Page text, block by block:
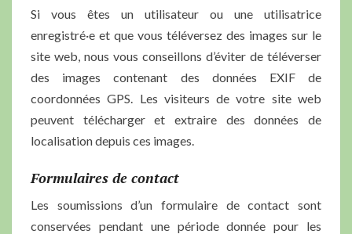
Si vous êtes un utilisateur ou une utilisatrice
enregistré·e et que vous téléversez des images sur le
site web, nous vous conseillons d’éviter de téléverser
des images contenant des données EXIF de
coordonnées GPS. Les visiteurs de votre site web
peuvent télécharger et extraire des données de
localisation depuis ces images.
Formulaires de contact
Les soumissions d’un formulaire de contact sont
conservées pendant une période donnée pour les